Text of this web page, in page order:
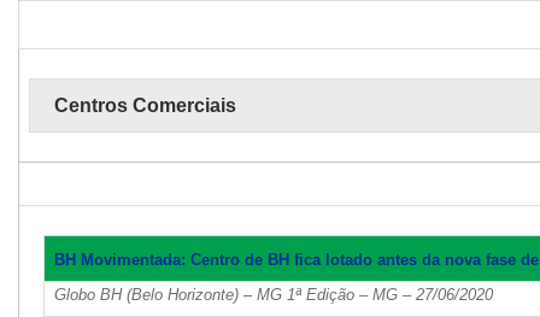
Centros Comerciais
BH Movimentada: Centro de BH fica lotado antes da nova fase
Globo BH (Belo Horizonte) – MG 1ª Edição – MG – 27/06/2020